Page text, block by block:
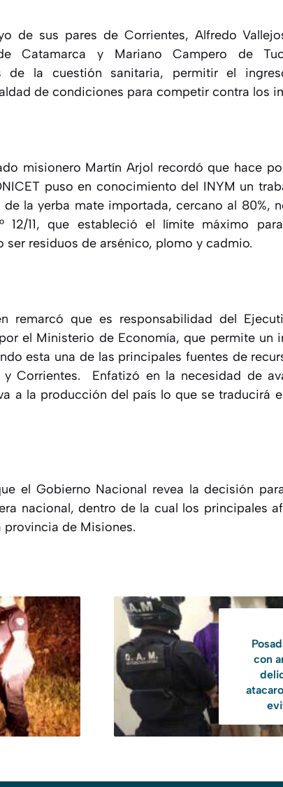
de sus pares de Corrientes, Alfredo
Catamarca y Mariano Campero de
de la cuestión sanitaria, permitir el
de condiciones para competir contra los
misionero Martín Arjol recordó que hace
puso en conocimiento del INYM un
la yerba mate importada, cercano al 80%,
12/11, que estableció el límite máximo
residuos de arsénico, plomo y cadmio.
remarcó que es responsabilidad del
el Ministerio de Economía, que permite un
esta una de las principales fuentes de
Corrientes. Enfatizó en la necesidad de
a la producción del país lo que se traducirá
el Gobierno Nacional revea la decisión
nacional, dentro de la cual los principales
de Misiones.
con